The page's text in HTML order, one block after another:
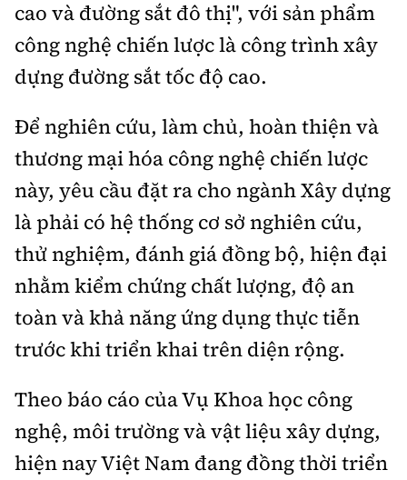
Tổng biên tập:Nguyễn Thị Hồng Nga
Phó Tổng biên tập:Nguyễn Sơn Tùng,
Nguyễn Đức Thắng, La Đức Hùng
0901 514 799 0915 057 282
Email:bandoc@baoxaydung.vn
Cấm sao chép dưới mọi hình thức nếu không có sự
chấp thuận bằng văn bản.
soạn
cao và đường sắt đô thị", với sản phẩm
công nghệ chiến lược là công trình xây
dựng đường sắt tốc độ cao.
Để nghiên cứu, làm chủ, hoàn thiện và
thương mại hóa công nghệ chiến lược
này, yêu cầu đặt ra cho ngành Xây dựng
là phải có hệ thống cơ sở nghiên cứu,
thử nghiệm, đánh giá đồng bộ, hiện đại
nhằm kiểm chứng chất lượng, độ an
toàn và khả năng ứng dụng thực tiễn
trước khi triển khai trên diện rộng.
Theo báo cáo của Vụ Khoa học công
nghệ, môi trường và vật liệu xây dựng,
hiện nay Việt Nam đang đồng thời triển